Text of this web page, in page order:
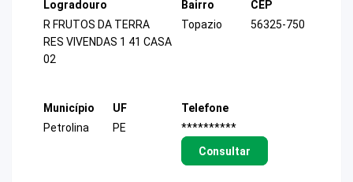
Logradouro
R FRUTOS DA TERRA
RES VIVENDAS 1 41 CASA
02
Bairro
Topazio
CEP
56325-750
Município
Petrolina
UF
PE
Telefone
**********
Consultar